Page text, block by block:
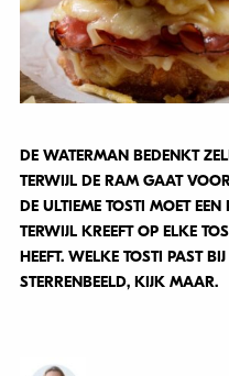
DE WATERMAN BEDENKT
TERWIJL DE RAM GAAT
DE ULTIEME TOSTI MOET
TERWIJL KREEFT OP ELKE
HEEFT. WELKE TOSTI PAST
STERRENBEELD, KIJK MAAR.